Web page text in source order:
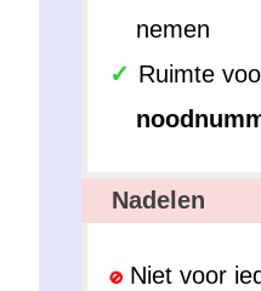
nemen
Ruimte
Nadelen
Niet voor